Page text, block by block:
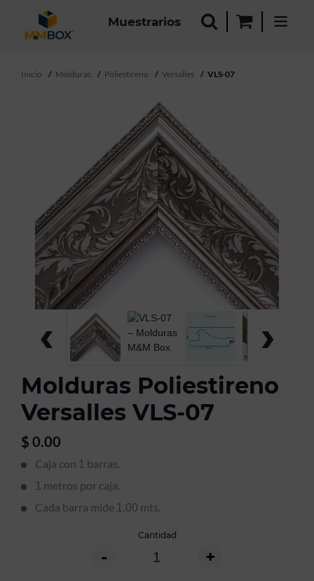
Muestrarios
Inicio Molduras Poliestireno Versalles VLS-07
‹ ›
Molduras Poliestireno
Versalles VLS-07
$ 0.00
Caja con 1 barras.
1 metros por caja.
Cada barra mide 1.00 mts.
Cantidad
- +